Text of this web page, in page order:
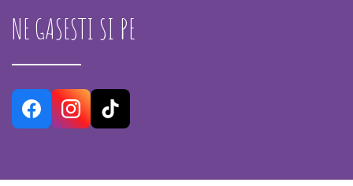
NE GASESTI SI PE